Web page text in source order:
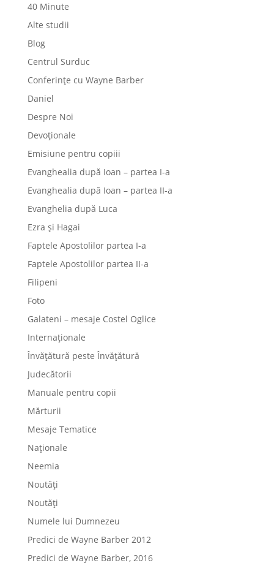
40 Minute
Alte studii
Blog
Centrul Surduc
Conferințe cu Wayne Barber
Daniel
Despre Noi
Devoționale
Emisiune pentru copiii
Evanghealia după Ioan – partea I-a
Evanghealia după Ioan – partea II-a
Evanghelia după Luca
Ezra și Hagai
Faptele Apostolilor partea I-a
Faptele Apostolilor partea II-a
Filipeni
Foto
Galateni – mesaje Costel Oglice
Internaționale
Învățătură peste Învățătură
Judecătorii
Manuale pentru copii
Mărturii
Mesaje Tematice
Naționale
Neemia
Noutăți
Noutăți
Numele lui Dumnezeu
Predici de Wayne Barber 2012
Predici de Wayne Barber, 2016